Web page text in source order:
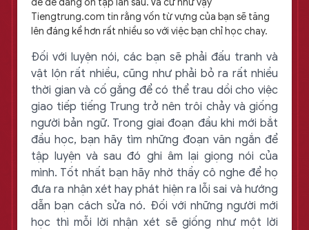
Tiengtrung.com tin rằng vốn từ vựng của bạn sẽ tăng
lên đáng kể hơn rất nhiều so với việc bạn chỉ học chay.
Đối với luyện nói, các bạn sẽ phải đấu tranh và
vật lộn rất nhiều, cũng như phải bỏ ra rất nhiều
thời gian và cố gắng để có thể trau dồi cho việc
giao tiếp tiếng Trung trở nên trôi chảy và giống
người bản ngữ. Trong giai đoạn đầu khi mới bắt
đầu học, bạn hãy tìm những đoạn văn ngắn để
tập luyện và sau đó ghi âm lại giọng nói của
mình. Tốt nhất bạn hãy nhờ thầy cô nghe để họ
đưa ra nhận xét hay phát hiện ra lỗi sai và hướng
dẫn bạn cách sửa nó. Đối với những người mới
học thì mỗi lời nhận xét sẽ giống như một lời